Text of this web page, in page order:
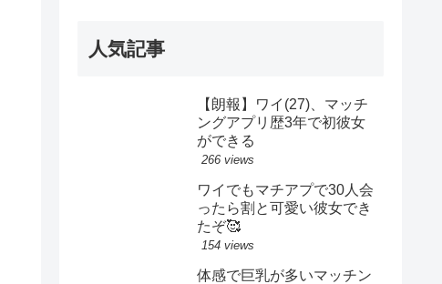
人気記事
【朗報】ワイ(27)、マッチ
ングアプリ歴3年で初彼女
ができる
266 views
ワイでもマチアプで30人会
ったら割と可愛い彼女でき
たぞ🥰
154 views
体感で巨乳が多いマッチン